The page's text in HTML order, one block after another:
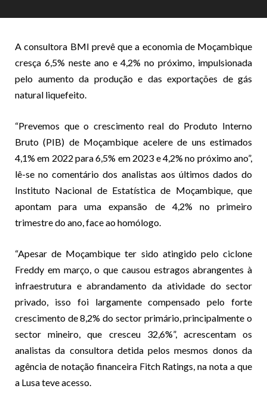
A consultora BMI prevê que a economia de Moçambique
cresça 6,5% neste ano e 4,2% no próximo, impulsionada
pelo aumento da produção e das exportações de gás
natural liquefeito.
“Prevemos que o crescimento real do Produto Interno
Bruto (PIB) de Moçambique acelere de uns estimados
4,1% em 2022 para 6,5% em 2023 e 4,2% no próximo ano”,
lê-se no comentário dos analistas aos últimos dados do
Instituto Nacional de Estatística de Moçambique, que
apontam para uma expansão de 4,2% no primeiro
trimestre do ano, face ao homólogo.
“Apesar de Moçambique ter sido atingido pelo ciclone
Freddy em março, o que causou estragos abrangentes à
infraestrutura e abrandamento da atividade do sector
privado, isso foi largamente compensado pelo forte
crescimento de 8,2% do sector primário, principalmente o
sector mineiro, que cresceu 32,6%”, acrescentam os
analistas da consultora detida pelos mesmos donos da
agência de notação financeira Fitch Ratings, na nota a que
a Lusa teve acesso.